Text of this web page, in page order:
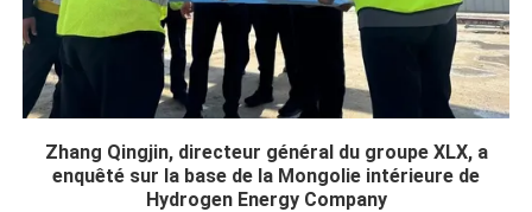
Zhang Qingjin, directeur général du groupe XLX, a
enquêté sur la base de la Mongolie intérieure de
Hydrogen Energy Company